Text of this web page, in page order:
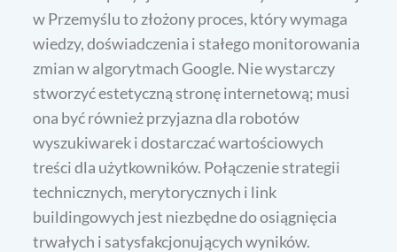
w Przemyślu to złożony proces, który wymaga
wiedzy, doświadczenia i stałego monitorowania
zmian w algorytmach Google. Nie wystarczy
stworzyć estetyczną stronę internetową; musi
ona być również przyjazna dla robotów
wyszukiwarek i dostarczać wartościowych
treści dla użytkowników. Połączenie strategii
technicznych, merytorycznych i link
buildingowych jest niezbędne do osiągnięcia
trwałych i satysfakcjonujących wyników.